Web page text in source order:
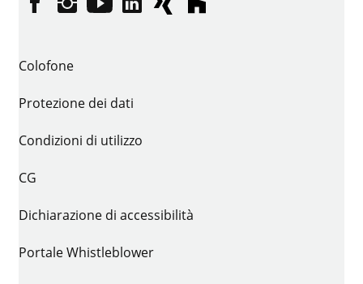
FacebookInstagram
YouTubeLinkedInXINGhouzz
Colofone
Protezione dei dati
Condizioni di utilizzo
CG
Dichiarazione di accessibilità
Portale Whistleblower